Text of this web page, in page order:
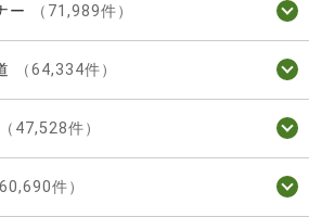
ー （71,989件）
（64,334件）
（47,528件）
60,690件）